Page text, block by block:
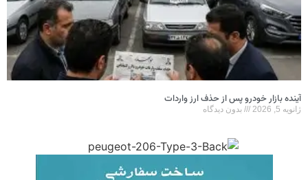
آینده بازار خودرو پس از حذف ارز واردات
ژانویه 5, 2026 بدون دیدگاه